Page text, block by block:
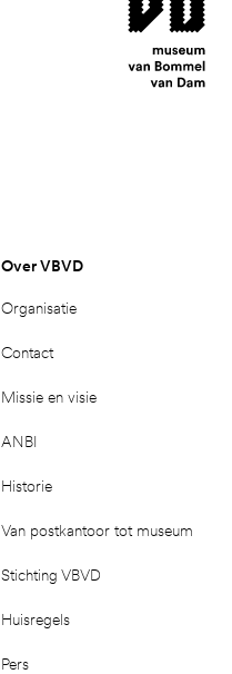
Over VBVD
Organisatie
Contact
Missie en visie
ANBI
Historie
Van postkantoor tot museum
Stichting VBVD
Huisregels
Pers